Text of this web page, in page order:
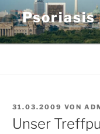
Inhalt
springen
VERÖFFENTLICHT
AM
31.03.2009 VON
Unser